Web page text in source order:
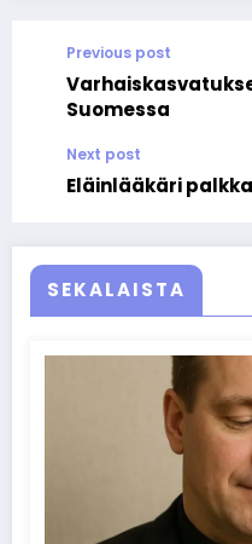
Previous post
Suomessa
Next post
Eläinlääkäri
SEKALAISTA